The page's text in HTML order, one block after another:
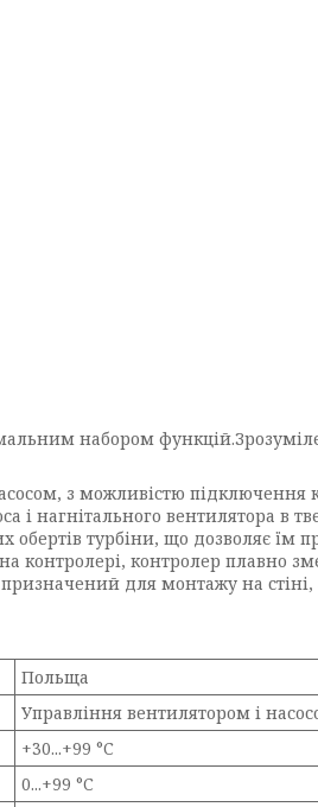
набором
з можливістю підключення
і нагнітального вентилятора в
турбіни, що дозволяє їм
контролер плавно
для монтажу на
Польща
Управління вентилятором і
+30...+99 °C
0...+99 °C